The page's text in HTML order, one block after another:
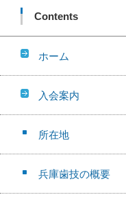
Contents
ホーム
入会案内
所在地
兵庫歯技の概要